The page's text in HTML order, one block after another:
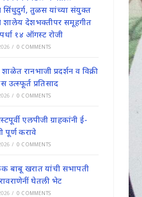
सिंधुदुर्ग, तुळस यांच्या संयुक्त
शालेय देशभक्तीपर समूहगीत
१४ ऑगस्ट रोजी
/ 0 COMMENTS
रानभाजी प्रदर्शन व विक्री
उत्स्फूर्त प्रतिसाद
/ 0 COMMENTS
एलपीजी ग्राहकांनी ई-
पूर्ण करावे
/ 0 COMMENTS
बाबू खरात यांची सभापती
घेतली भेट
/ 0 COMMENTS